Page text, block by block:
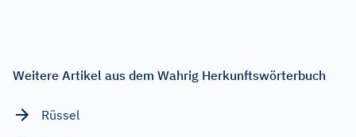
Weitere Artikel aus dem Wahrig Herkunftswörterbuch
Rüssel